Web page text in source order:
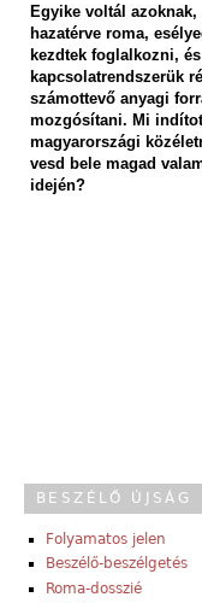
Egyike voltál
hazatérve roma,
kezdtek foglalkozni,
kapcsolatrendszerük
számottevő anyagi
mozgósítani. Mi
magyarországi
vesd bele magad
idején?
BESZÉLŐ ÚJSÁG
Folyamatos jelen
Beszélő-beszélgetés
Roma-dosszié